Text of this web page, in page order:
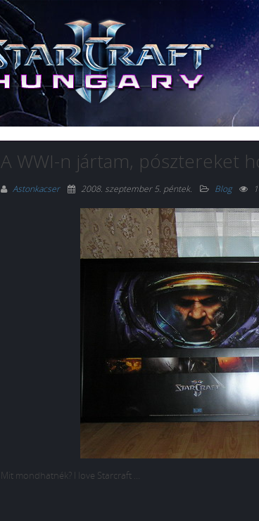
A WWI-n jártam, pósztereket
Astonkacser 2008. szeptember 5. péntek. Blog
Mit mondhatnék? I love Starcraft …